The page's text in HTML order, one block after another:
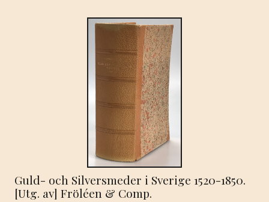
Guld- och Silversmeder i Sverige 1520-1850.
[Utg. av] Fröléen & Comp.